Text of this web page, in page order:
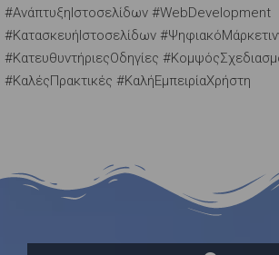
#ΑνάπτυξηΙστοσελίδων #WebDevelopment
#ΚατασκευήΙστοσελίδων
#ΚατευθυντήριεςΟδηγίες
#ΚαλέςΠρακτικές #ΚαλήΕμπειρίαΧρήστη